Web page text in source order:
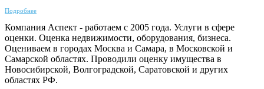
Подробнее
Компания Аспект - работаем с 2005 года. Услуги в сфере
оценки. Оценка недвижимости, оборудования, бизнеса.
Оцениваем в городах Москва и Самара, в Московской и
Самарской областях. Проводили оценку имущества в
Новосибирской, Волгоградской, Саратовской и других
областях РФ.